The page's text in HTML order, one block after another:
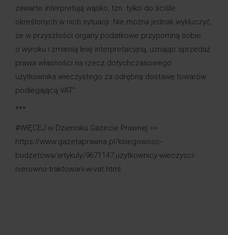
zawarte interpretują wąsko, tzn. tylko do ściśle
określonych w nich sytuacji. Nie można jednak wykluczyć,
że w przyszłości organy podatkowe przypomną sobie
o wyroku i zmienią linię interpretacyjną, uznając sprzedaż
prawa własności na rzecz dotychczasowego
użytkownika wieczystego za odrębną dostawę towarów
podlegającą VAT”.
***
#WIĘCEJ w Dzienniku Gazecie Prawnej >>
https://www.gazetaprawna.pl/ksiegowosc-
budzetowa/artykuly/9671147,uzytkownicy-wieczysci-
nierowno-traktowani-w-vat.html.